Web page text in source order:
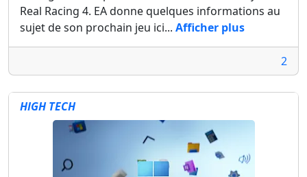
Real Racing 4. EA donne quelques informations au
sujet de son prochain jeu ici... Afficher plus
2
HIGH TECH